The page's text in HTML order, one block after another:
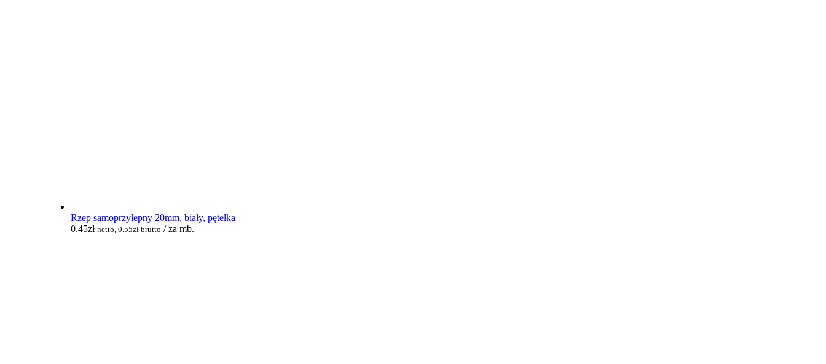
Rzep samoprzylepny 20mm, biały, pętelka
0.45zł netto,0.55zł brutto / za mb.